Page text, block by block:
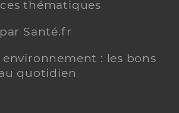
thématiques
Santé.fr
environnement : les bons
quotidien